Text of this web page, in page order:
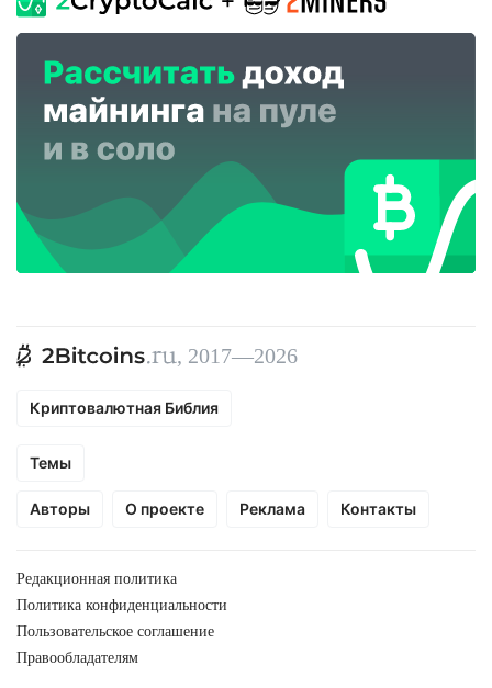
, 2017—2026
Криптовалютная Библия
Темы
Авторы О проекте Реклама Контакты
Редакционная политика
Политика конфиденциальности
Пользовательское соглашение
Правообладателям